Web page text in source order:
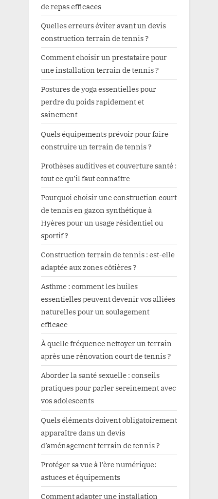
de repas efficaces
Quelles erreurs éviter avant un devis
construction terrain de tennis ?
Comment choisir un prestataire pour
une installation terrain de tennis ?
Postures de yoga essentielles pour
perdre du poids rapidement et
sainement
Quels équipements prévoir pour faire
construire un terrain de tennis ?
Prothèses auditives et couverture santé :
tout ce qu’il faut connaître
Pourquoi choisir une construction court
de tennis en gazon synthétique à
Hyères pour un usage résidentiel ou
sportif ?
Construction terrain de tennis : est-elle
adaptée aux zones côtières ?
Asthme : comment les huiles
essentielles peuvent devenir vos alliées
naturelles pour un soulagement
efficace
À quelle fréquence nettoyer un terrain
après une rénovation court de tennis ?
Aborder la santé sexuelle : conseils
pratiques pour parler sereinement avec
vos adolescents
Quels éléments doivent obligatoirement
apparaître dans un devis
d’aménagement terrain de tennis ?
Protéger sa vue à l’ère numérique:
astuces et équipements
Comment adapter une installation